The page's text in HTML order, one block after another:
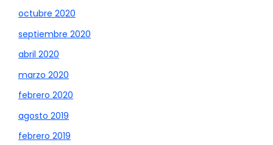
octubre 2020
septiembre 2020
abril 2020
marzo 2020
febrero 2020
agosto 2019
febrero 2019